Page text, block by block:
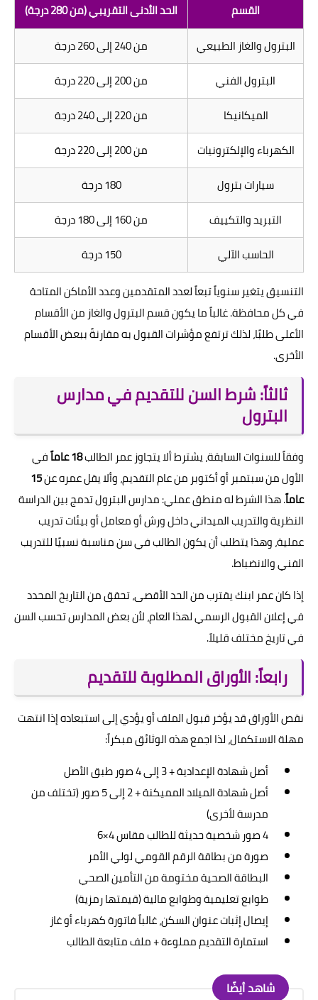
القسم
الحد الأدنى التقريبي (من 280 درجة)
البترول والغاز الطبيعي
من 240 إلى 260 درجة
البترول الفني
من 200 إلى 220 درجة
الميكانيكا
من 220 إلى 240 درجة
الكهرباء والإلكترونيات
من 200 إلى 220 درجة
سيارات بترول
180 درجة
التبريد والتكييف
من 160 إلى 180 درجة
الحاسب الآلي
150 درجة
التنسيق يتغير سنوياً تبعاً لعدد المتقدمين وعدد الأماكن المتاحة
في كل محافظة. غالباً ما يكون قسم البترول والغاز من الأقسام
الأعلى طلبًا، لذلك ترتفع مؤشرات القبول به مقارنةً ببعض الأقسام
الأخرى.
ثالثاً: شرط السن للتقديم في مدارس
البترول
وفقاً للسنوات السابقة، يشترط ألا يتجاوز عمر الطالب18 عاماً
في
الأول من سبتمبر أو أكتوبر من عام التقديم، وألا يقل عمره عن15
عاماً. هذا الشرط له منطق عملي: مدارس البترول تدمج بين الدراسة
النظرية والتدريب الميداني داخل ورش أو معامل أو بيئات تدريب
عملية، وهذا يتطلب أن يكون الطالب في سن مناسبة نسبيًا للتدريب
الفني والانضباط.
إذا كان عمر ابنك يقترب من الحد الأقصى، تحقق من التاريخ المحدد
في إعلان القبول الرسمي لهذا العام، لأن بعض المدارس تحسب السن
في تاريخ مختلف قليلاً.
رابعاً: الأوراق المطلوبة للتقديم
نقص الأوراق قد يؤخر قبول الملف أو يؤدي إلى استبعاده إذا انتهت
مهلة الاستكمال، لذا اجمع هذه الوثائق مبكراً:
أصل شهادة الإعدادية + 3 إلى 4 صور طبق الأصل
أصل شهادة الميلاد المميكنة + 2 إلى 5 صور (تختلف من
مدرسة لأخرى)
4 صور شخصية حديثة للطالب مقاس 4×6
صورة من بطاقة الرقم القومي لولي الأمر
البطاقة الصحية مختومة من التأمين الصحي
طوابع تعليمية وطوابع مالية (قيمتها رمزية)
إيصال إثبات عنوان السكن، غالباً فاتورة كهرباء أو غاز
استمارة التقديم مملوءة + ملف متابعة الطالب
شاهد أيضًا